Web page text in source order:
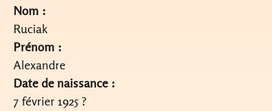
Nom :
Ruciak
Prénom :
Alexandre
Date de naissance :
7 février 1925 ?